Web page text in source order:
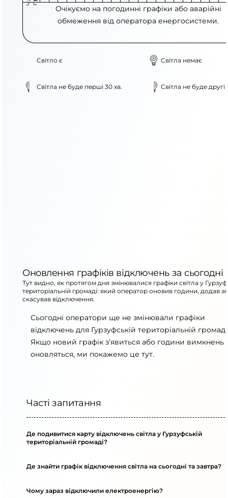
Очікуємо на погодинні графіки або аварійні
обмеження від оператора енергосистеми.
Світло є Світла немає
Світла не буде перші 30 хв. Світла не буде другі
Оновлення графіків відключень за сьогодні
Тут видно, як протягом дня змінювалися графіки світла у
територіальній громаді: який оператор оновив години, додав
скасував відключення.
Сьогодні оператори ще не змінювали графіки
відключень для Гурзуфській територіальній
Якщо новий графік з’явиться або години вимкнень
оновляться, ми покажемо це тут.
Часті запитання
Де подивитися карту відключень світла у Гурзуфській
територіальній громаді?
Де знайти графік відключення світла на сьогодні та завтра?
Чому зараз відключили електроенергію?